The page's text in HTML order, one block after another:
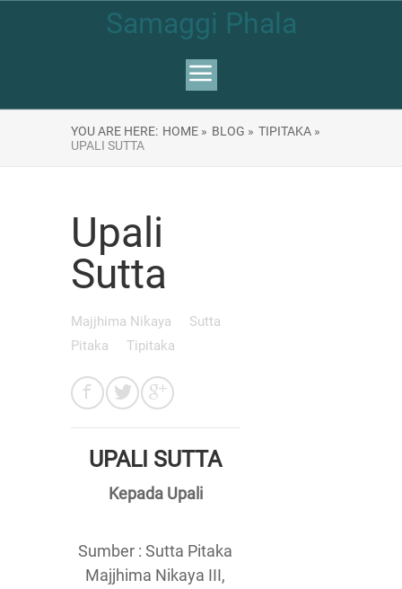
Samaggi Phala
YOU ARE HERE: HOME » BLOG » TIPITAKA »
UPALI SUTTA
Upali
Sutta
Majjhima Nikaya
Sutta
Pitaka
Tipitaka
UPALI SUTTA
Kepada Upali
Sumber : Sutta Pitaka
Majjhima Nikaya III,